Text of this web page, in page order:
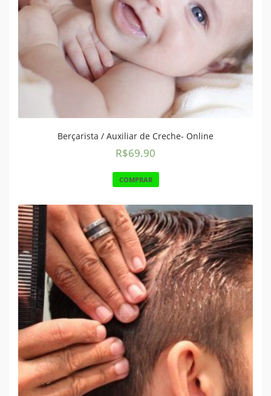
Berçarista / Auxiliar de Creche- Online
R$69.90
COMPRAR